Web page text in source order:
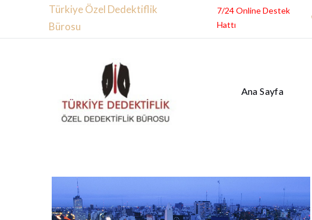
Türkiye Özel Dedektiflik
Bürosu
7/24 Online Destek
Hattı
Ana Sayfa